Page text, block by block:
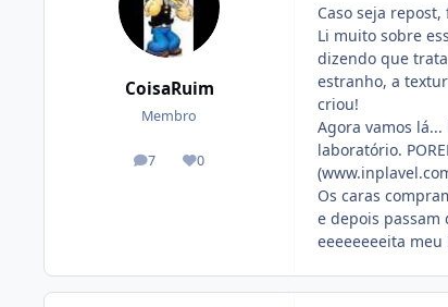
CoisaRuim
Membro
7
posts 0
Reputação
Caso seja
Li muito sobre
dizendo que
estranho, a
criou!
Agora vamos
laboratório.
Os caras
e depois passam
eeeeeeeeita meu